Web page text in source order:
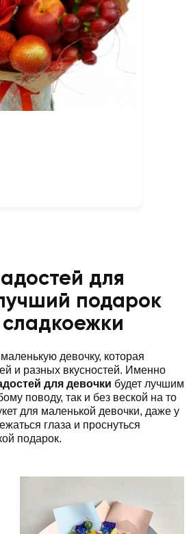
для
подарок
девочку, которая
и разных вкусностей. Именно
для девочки будет лучшим
поводу, так и без веской на то
для маленькой девочки, даже у
глаза и проснуться
подарок.